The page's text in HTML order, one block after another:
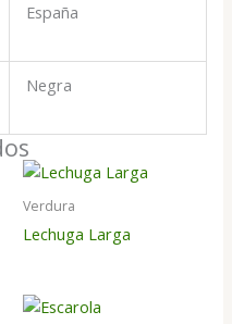
España
Negra
Verdura
Lechuga Larga